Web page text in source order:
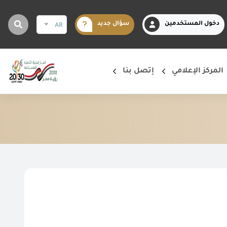
دخول المستخدمين سؤال جديد AR
المركز الإعلامي إتصل بنا